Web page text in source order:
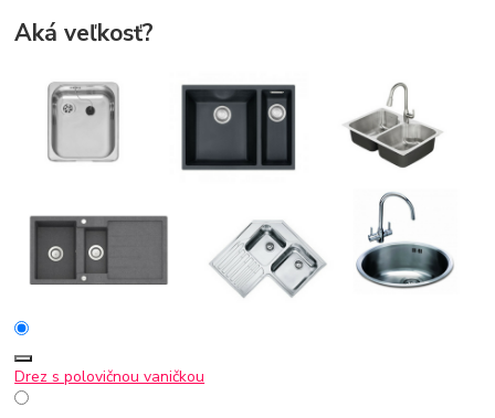
Aká veľkosť?
Drez s polovičnou vaničkou